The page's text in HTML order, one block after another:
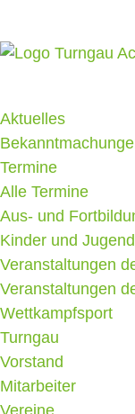
Aktuelles
Termine
Alle Termine
Aus- und
Kinder und Jugend
Veranstaltungen
Veranstaltungen
Wettkampfsport
Turngau
Vorstand
Mitarbeiter
Vereine